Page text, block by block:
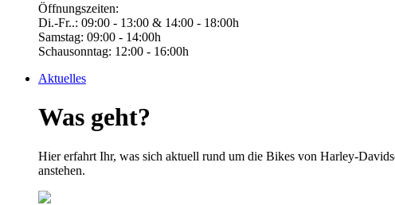
Öffnungszeiten:
Di.-Fr..: 09:00 - 13:00 & 14:00 - 18:00h
Samstag: 09:00 - 14:00h
Schausonntag: 12:00 - 16:00h
Aktuelles
Was geht?
Hier erfahrt Ihr, was sich aktuell rund um die Bikes von Harley-
anstehen.